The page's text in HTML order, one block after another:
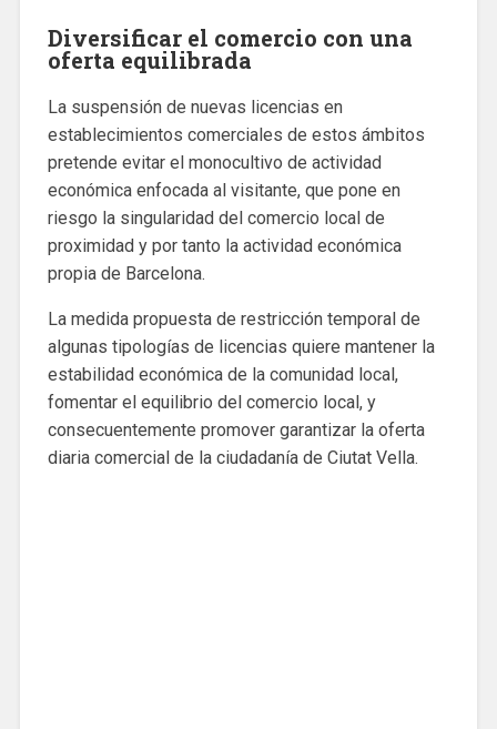
Diversificar el comercio con una
oferta equilibrada
La suspensión de nuevas licencias en
establecimientos comerciales de estos ámbitos
pretende evitar el monocultivo de actividad
económica enfocada al visitante, que pone en
riesgo la singularidad del comercio local de
proximidad y por tanto la actividad económica
propia de Barcelona.
La medida propuesta de restricción temporal de
algunas tipologías de licencias quiere mantener la
estabilidad económica de la comunidad local,
fomentar el equilibrio del comercio local, y
consecuentemente promover garantizar la oferta
diaria comercial de la ciudadanía de Ciutat Vella.